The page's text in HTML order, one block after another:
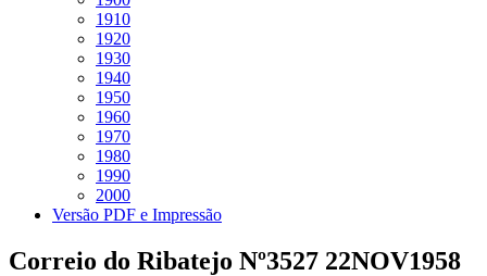
1910
1920
1930
1940
1950
1960
1970
1980
1990
2000
Versão PDF e Impressão
Correio do Ribatejo Nº3527 22NOV1958